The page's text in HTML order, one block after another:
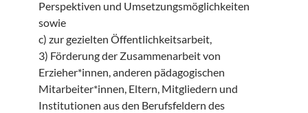
Perspektiven und Umsetzungsmöglichkeiten
sowie
c) zur gezielten Öffentlichkeitsarbeit,
3) Förderung der Zusammenarbeit von
Erzieher*innen, anderen pädagogischen
Mitarbeiter*innen, Eltern, Mitgliedern und
Institutionen aus den Berufsfeldern des